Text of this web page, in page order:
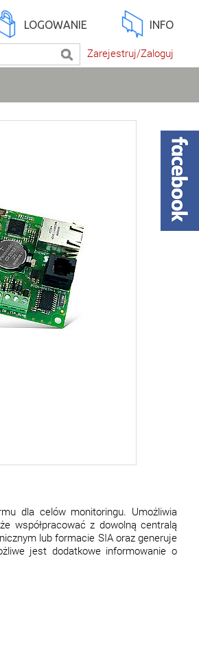
LOGOWANIE INFO
Zarejestruj/Zaloguj
dla celów monitoringu. Umożliwia
współpracować z dowolną centralą
lub formacie SIA oraz generuje
jest dodatkowe informowanie o